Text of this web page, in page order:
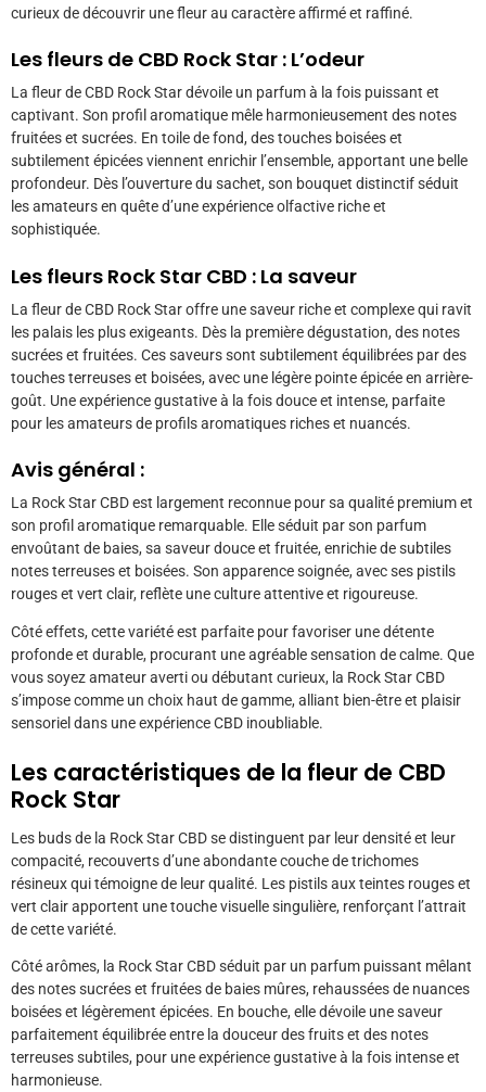
curieux de découvrir une fleur au caractère affirmé et raffiné.
Les fleurs de CBD Rock Star : L’odeur
La fleur de CBD Rock Star dévoile un parfum à la fois puissant et
captivant. Son profil aromatique mêle harmonieusement des notes
fruitées et sucrées. En toile de fond, des touches boisées et
subtilement épicées viennent enrichir l’ensemble, apportant une belle
profondeur. Dès l’ouverture du sachet, son bouquet distinctif séduit
les amateurs en quête d’une expérience olfactive riche et
sophistiquée.
Les fleurs Rock Star CBD : La saveur
La fleur de CBD Rock Star offre une saveur riche et complexe qui ravit
les palais les plus exigeants. Dès la première dégustation, des notes
sucrées et fruitées. Ces saveurs sont subtilement équilibrées par des
touches terreuses et boisées, avec une légère pointe épicée en arrière-
goût. Une expérience gustative à la fois douce et intense, parfaite
pour les amateurs de profils aromatiques riches et nuancés.
Avis général :
La Rock Star CBD est largement reconnue pour sa qualité premium et
son profil aromatique remarquable. Elle séduit par son parfum
envoûtant de baies, sa saveur douce et fruitée, enrichie de subtiles
notes terreuses et boisées. Son apparence soignée, avec ses pistils
rouges et vert clair, reflète une culture attentive et rigoureuse.
Côté effets, cette variété est parfaite pour favoriser une détente
profonde et durable, procurant une agréable sensation de calme. Que
vous soyez amateur averti ou débutant curieux, la Rock Star CBD
s’impose comme un choix haut de gamme, alliant bien-être et plaisir
sensoriel dans une expérience CBD inoubliable.
Les caractéristiques de la fleur de CBD
Rock Star
Les buds de la Rock Star CBD se distinguent par leur densité et leur
compacité, recouverts d’une abondante couche de trichomes
résineux qui témoigne de leur qualité. Les pistils aux teintes rouges et
vert clair apportent une touche visuelle singulière, renforçant l’attrait
de cette variété.
Côté arômes, la Rock Star CBD séduit par un parfum puissant mêlant
des notes sucrées et fruitées de baies mûres, rehaussées de nuances
boisées et légèrement épicées. En bouche, elle dévoile une saveur
parfaitement équilibrée entre la douceur des fruits et des notes
terreuses subtiles, pour une expérience gustative à la fois intense et
harmonieuse.